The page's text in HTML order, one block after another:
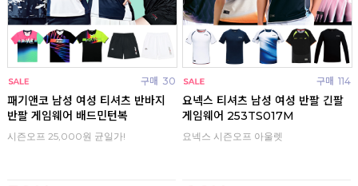
구매 30
패기앤코 남성 여성 티셔츠 반바지
반팔 게임웨어 배드민턴복
시즌오프 25,000원 균일가!
구매 114
요넥스 티셔츠 남성 여성 반팔 긴팔
게임웨어 253TS017M
요넥스 시즌오프 아울렛